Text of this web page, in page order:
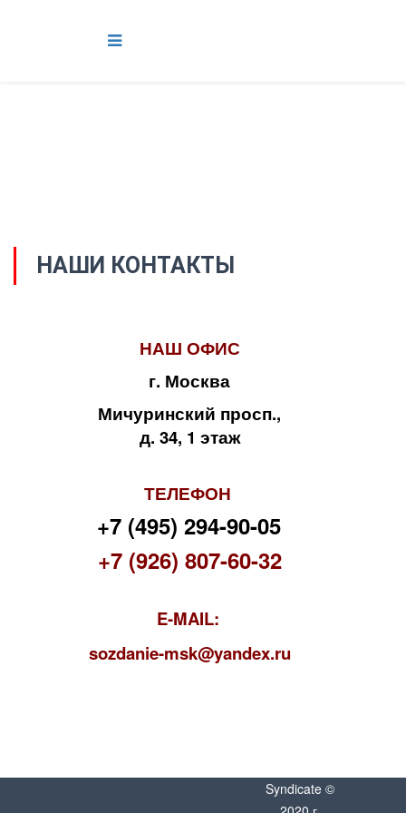
НАШИ КОНТАКТЫ
НАШ ОФИС
г. Москва
Мичуринский просп.,
д. 34, 1 этаж
ТЕЛЕФОН
+7 (495) 294-90-05
+7 (926) 807-60-32
E-MAIL:
sozdanie-msk@yandex.ru
Syndicate ©